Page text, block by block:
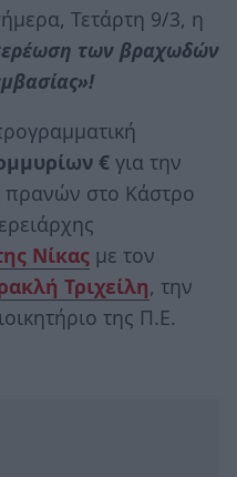
Τετάρτη 9/3, η
των βραχωδών
€ για την
στο Κάστρο
Νίκας με τον
Τριχείλη, την
της Π.Ε.